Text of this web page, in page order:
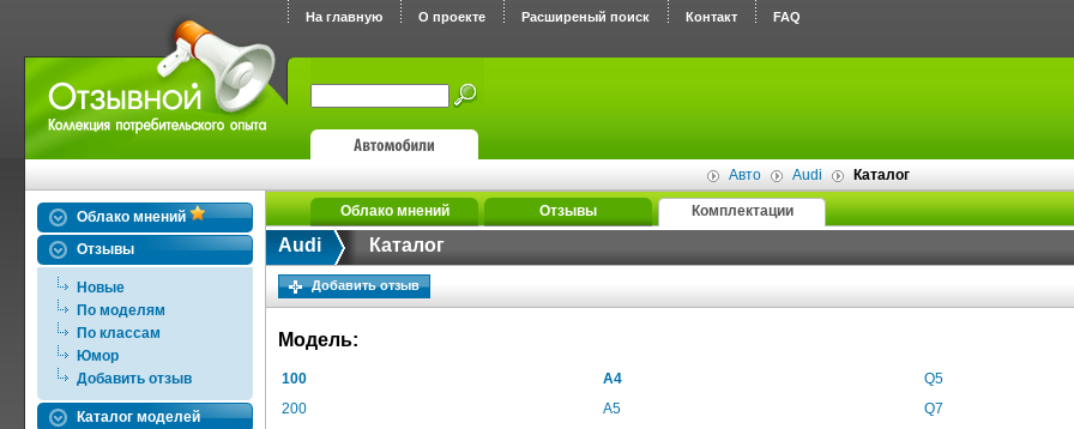
На главную О проекте Расширеный поиск Контакт FAQ
Авто Audi Каталог
Облако мнений
Отзывы
Новые
По моделям
По классам
Юмор
Добавить отзыв
Каталог моделей
Облако мнений Отзывы Комплектации
Audi Каталог
Добавить отзыв
Модель:
100
200
A4
A5
Q5
Q7